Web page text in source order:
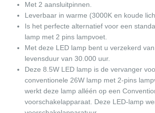
Met 2 aansluitpinnen.
Leverbaar in warme (3000K en koude
Is het perfecte alternatief voor een
lamp met 2 pins lampvoet.
Met deze LED lamp bent u verzekerd
levensduur van 30.000 uur.
Deze 8.5W LED lamp is de vervanger
conventionele 26W lamp met 2-pins
werkt deze lamp alléén op een
voorschakelapparaat. Deze LED-lamp